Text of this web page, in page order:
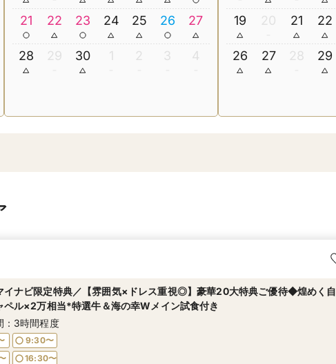
21 22 23 24 25 26 27
28 29 30 1 2 3 4
19 20 21 22
26 27 28 29
ナビ限定特典／【雰囲気×ドレス重視◎】豪華20大特典ご優待◆煌めく自
ペル×2万相当*特選牛＆海の幸Wメイン試食付き
：3時間程度
9:30〜
16:30〜